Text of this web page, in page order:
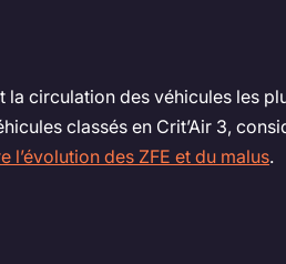
circulation des véhicules les
classés en Crit’Air 3,
l’évolution des ZFE et du malus.